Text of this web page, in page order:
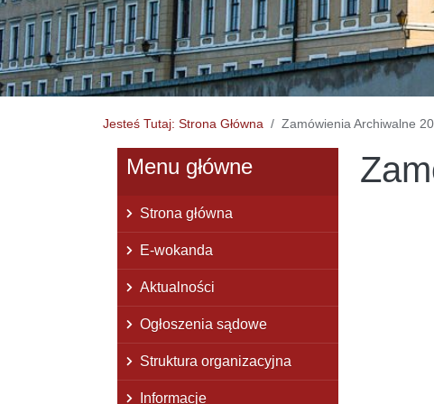
Jesteś Tutaj: Strona Główna Zamówienia Archiwalne
Menu główne
Strona główna
E-wokanda
Aktualności
Ogłoszenia sądowe
Struktura organizacyjna
Informacje